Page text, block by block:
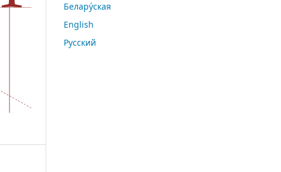
Белару́ская
English
Русский